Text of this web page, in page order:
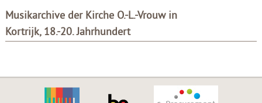
Musikarchive der Kirche O.-L.-Vrouw in
Kortrijk, 18.-20. Jahrhundert